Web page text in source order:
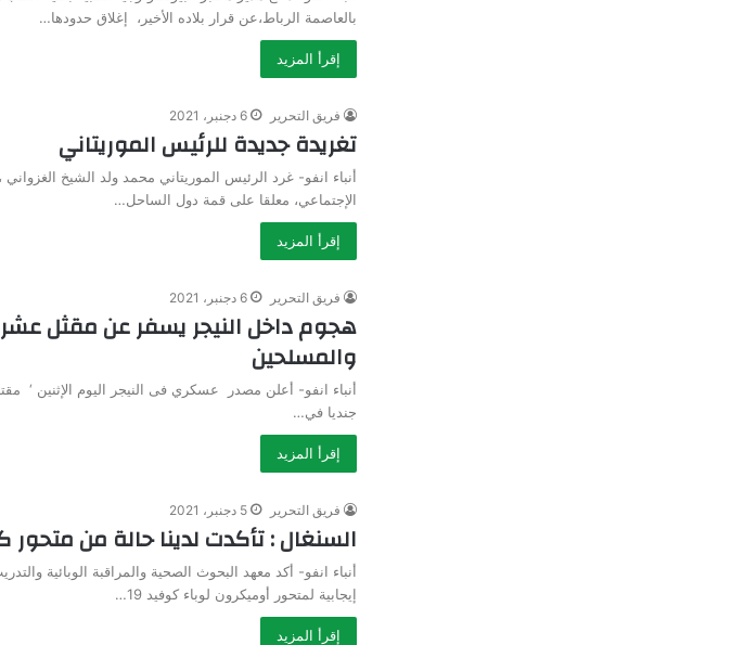
بالعاصمة الرباط،عن قرار بلاده الأخير، إغلاق حدودها…
إقرأ المزيد
فريق التحرير 6 دجنبر، 2021
تغريدة جديدة للرئيس الموريتاني
أنباء انفو- غرد الرئيس الموريتاني محمد ولد الشيخ
الإجتماعي، معلقا على قمة دول الساحل…
إقرأ المزيد
فريق التحرير 6 دجنبر، 2021
هجوم داخل النيجر يسفر عن مقثل
والمسلحين
جنديا في…
إقرأ المزيد
فريق التحرير 5 دجنبر، 2021
السنغال : تأكدت لدينا حالة من متحور
أنباء انفو- أكد معهد البحوث الصحية والمراقبة الوبائية
إيجابية لمتحور أوميكرون لوباء كوفيد 19…
إقرأ المزيد